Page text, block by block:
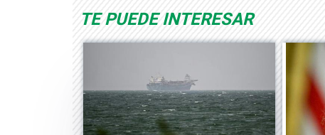
TE PUEDE INTERESAR